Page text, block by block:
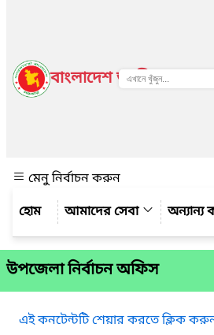
বাংলাদেশ জাতীয় তথ্য
মেনু নির্বাচন করুন
আমাদের সেবা
অন্যান্য
উপজেলা নির্বাচন অফিস
এই কনটেন্টটি শেয়ার করতে ক্লিক